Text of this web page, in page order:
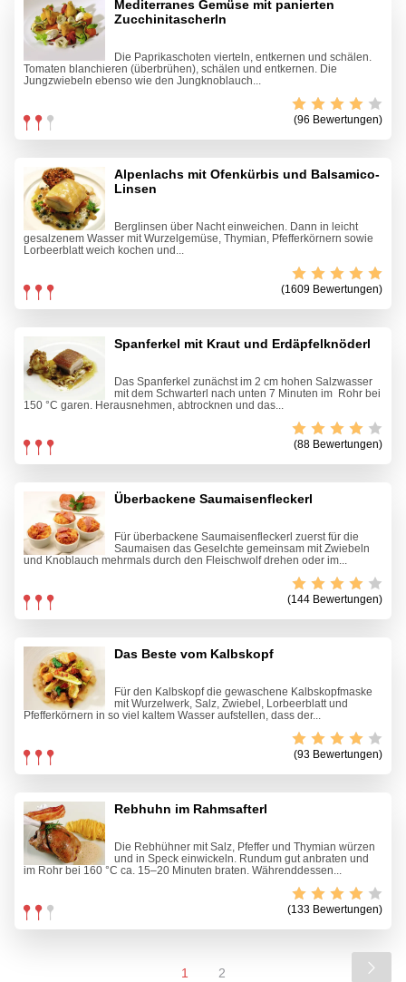
Mediterranes Gemüse mit panierten
Zucchinitascherln
Die Paprikaschoten vierteln, entkernen und schälen.
Tomaten blanchieren (überbrühen), schälen und entkernen. Die
Jungzwiebeln ebenso wie den Jungknoblauch...
(96 Bewertungen)
Alpenlachs mit Ofenkürbis und Balsamico-
Linsen
Berglinsen über Nacht einweichen. Dann in leicht
gesalzenem Wasser mit Wurzelgemüse, Thymian, Pfefferkörnern sowie
Lorbeerblatt weich kochen und...
(1609 Bewertungen)
Spanferkel mit Kraut und Erdäpfelknöderl
Das Spanferkel zunächst im 2 cm hohen Salzwasser
mit dem Schwarterl nach unten 7 Minuten im Rohr bei
150 °C garen. Herausnehmen, abtrocknen und das...
(88 Bewertungen)
Überbackene Saumaisenfleckerl
Für überbackene Saumaisenfleckerl zuerst für die
Saumaisen das Geselchte gemeinsam mit Zwiebeln
und Knoblauch mehrmals durch den Fleischwolf drehen oder im...
(144 Bewertungen)
Das Beste vom Kalbskopf
Für den Kalbskopf die gewaschene Kalbskopfmaske
mit Wurzelwerk, Salz, Zwiebel, Lorbeerblatt und
Pfefferkörnern in so viel kaltem Wasser aufstellen, dass der...
(93 Bewertungen)
Rebhuhn im Rahmsafterl
Die Rebhühner mit Salz, Pfeffer und Thymian würzen
und in Speck einwickeln. Rundum gut anbraten und
im Rohr bei 160 °C ca. 15–20 Minuten braten. Währenddessen...
(133 Bewertungen)
1 2